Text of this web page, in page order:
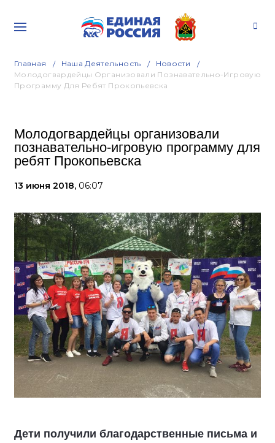
Главная Наша Деятельность
Новости
Молодогвардейцы Организовали Познавательно-Игровую
Программу Для Ребят Прокопьевска
Молодогвардейцы организовали
познавательно-игровую программу для
ребят Прокопьевска
13 июня 2018, 06:07
Дети получили благодарственные письма и